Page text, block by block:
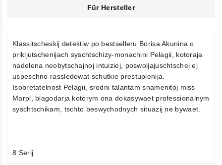
Für Hersteller
Klassitscheskij detektiw po bestselleru Borisa Akunina o
prikljutschenijach syschtschizy-monachini Pelagii, kotoraja
nadelena neobytschajnoj intuiziej, poswoljajuschtschej ej
uspeschno rassledowat schutkie prestuplenija.
Isobretatelnost Pelagii, srodni talantam snamenitoj miss
Marpl, blagodarja kotorym ona dokasywaet professionalnym
syschtschikam, tschto beswychodnych situazij ne bywaet.
8 Serij